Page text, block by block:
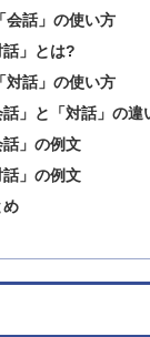
「会話」の使い方
話」とは?
「対話」の使い方
話」と「対話」の違
話」の例文
話」の例文
め